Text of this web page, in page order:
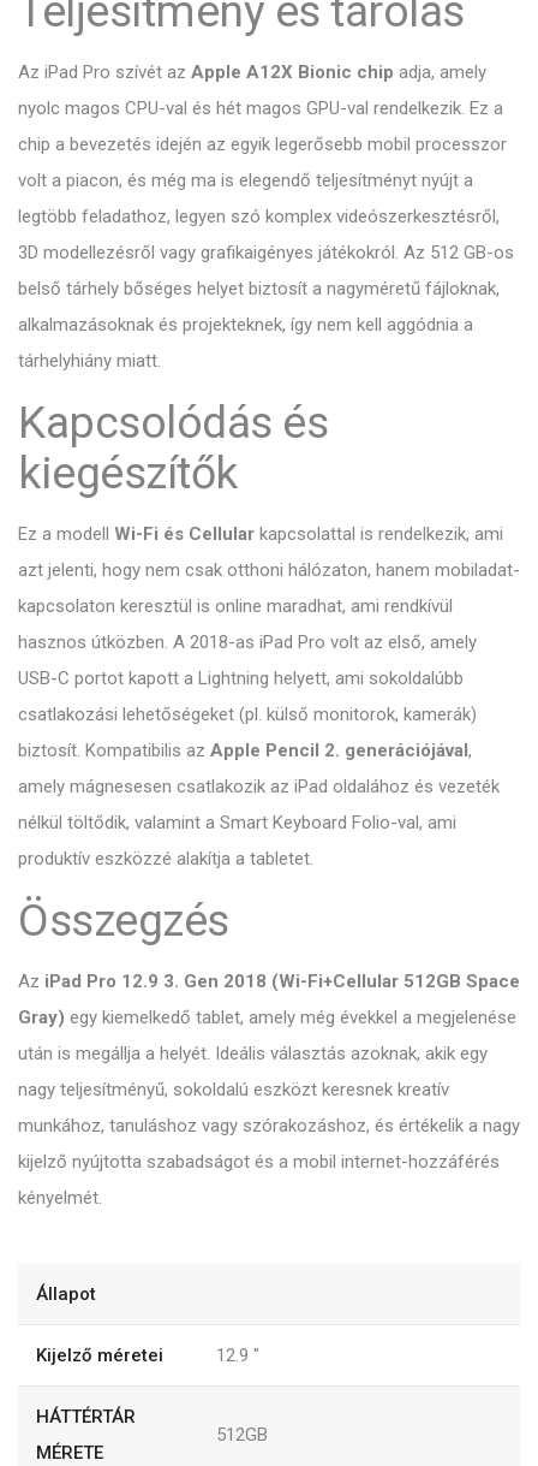
Teljesítmény és tárolás
Az iPad Pro szívét az Apple A12X Bionic chip adja, amely
nyolc magos CPU-val és hét magos GPU-val rendelkezik. Ez a
chip a bevezetés idején az egyik legerősebb mobil processzor
volt a piacon, és még ma is elegendő teljesítményt nyújt a
legtöbb feladathoz, legyen szó komplex videószerkesztésről,
3D modellezésről vagy grafikaigényes játékokról. Az 512 GB-os
belső tárhely bőséges helyet biztosít a nagyméretű fájloknak,
alkalmazásoknak és projekteknek, így nem kell aggódnia a
tárhelyhiány miatt.
Kapcsolódás és
kiegészítők
Ez a modell Wi-Fi és Cellular kapcsolattal is rendelkezik, ami
azt jelenti, hogy nem csak otthoni hálózaton, hanem mobiladat-
kapcsolaton keresztül is online maradhat, ami rendkívül
hasznos útközben. A 2018-as iPad Pro volt az első, amely
USB-C portot kapott a Lightning helyett, ami sokoldalúbb
csatlakozási lehetőségeket (pl. külső monitorok, kamerák)
biztosít. Kompatibilis az Apple Pencil 2. generációjával ,
amely mágnesesen csatlakozik az iPad oldalához és vezeték
nélkül töltődik, valamint a Smart Keyboard Folio-val, ami
produktív eszközzé alakítja a tabletet.
Összegzés
Az iPad Pro 12.9 3. Gen 2018 (Wi-Fi+Cellular 512GB Space
Gray) egy kiemelkedő tablet, amely még évekkel a megjelenése
után is megállja a helyét. Ideális választás azoknak, akik egy
nagy teljesítményű, sokoldalú eszközt keresnek kreatív
munkához, tanuláshoz vagy szórakozáshoz, és értékelik a nagy
kijelző nyújtotta szabadságot és a mobil internet-hozzáférés
kényelmét.
Állapot
Kijelző méretei 12.9 "
HÁTTÉRTÁR
MÉRETE
512GB